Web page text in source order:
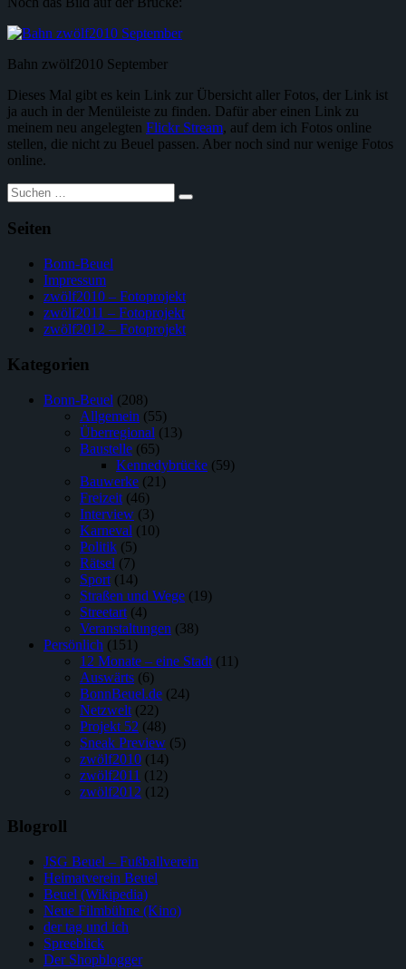
Bahn zwölf2010 September
Dieses Mal gibt es kein Link zur Übersicht aller Fotos, der Link ist
ja auch in der Menüleiste zu finden. Dafür aber einen Link zu
meinem neu angelegten Flickr Stream, auf dem ich Fotos online
stellen, die nicht zu Beuel passen. Aber noch sind nur wenige Fotos
online.
Suche
nach:
Seiten
Bonn-Beuel
Impressum
zwölf2010 – Fotoprojekt
zwölf2011 – Fotoprojekt
zwölf2012 – Fotoprojekt
Kategorien
Bonn-Beuel (208)
Allgemein (55)
Überregional (13)
Baustelle (65)
Kennedybrücke (59)
Bauwerke (21)
Freizeit (46)
Interview (3)
Karneval (10)
Politik (5)
Rätsel (7)
Sport (14)
Straßen und Wege (19)
Streetart (4)
Veranstaltungen (38)
Persönlich (151)
12 Monate – eine Stadt (11)
Auswärts (6)
BonnBeuel.de (24)
Netzwelt (22)
Projekt 52 (48)
Sneak Preview (5)
zwölf2010 (14)
zwölf2011 (12)
zwölf2012 (12)
Blogroll
JSG Beuel – Fußballverein
Heimatverein Beuel
Beuel (Wikipedia)
Neue Filmbühne (Kino)
der tag und ich
Spreeblick
Der Shopblogger